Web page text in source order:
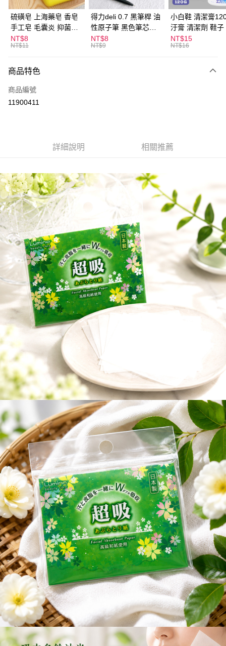
悠遊付
ATM付款
全家取貨付款
每筆NT$60，滿NT$599(含以上)免運費
付款後全家取貨
每筆NT$60，滿NT$599(含以上)免運費
每筆NT$60，滿NT$599(含以上)免運費
宅配
每筆NT$120，滿NT$1,999(含以上)免運費
硫磺皂 上海藥皂 香皂
手工皂 毛囊炎 抑菌除
蟎 清潔護膚 去油去痘
寵物皮膚病 狗狗貓咪
NT$8
NT$11
得力deli 0.7 黑筆桿 油
性原子筆 黑色筆芯
S304
NT$8
NT$9
小白鞋 清潔膏
汙膏 清潔劑 鞋子
漬 白皮鞋 鞋油
NT$15
NT$16
商品特色
商品編號
11900411
詳細說明 相關推薦